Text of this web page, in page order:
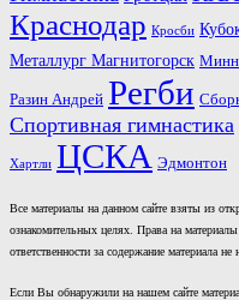
Краснодар Кросби
Металлург Магнитогорск
Разин Андрей Регби
Спортивная гимнастика
Хартли ЦСКА Эдмонтон
Все материалы на данном сайте взяты из
ознакомительных целях. Права на
ответственности за содержание материала не
Если Вы обнаружили на нашем сайте